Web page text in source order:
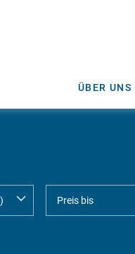
ÜBER UNS